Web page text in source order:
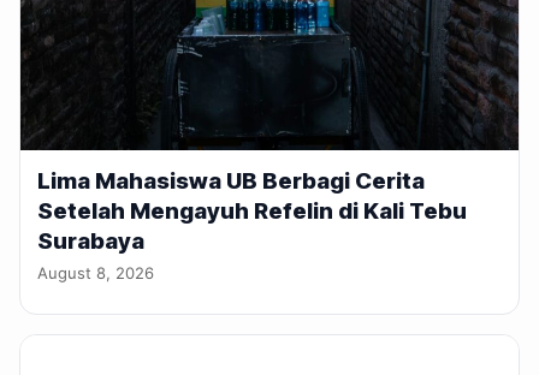
Lima Mahasiswa UB Berbagi Cerita
Setelah Mengayuh Refelin di Kali Tebu
Surabaya
August 8, 2026